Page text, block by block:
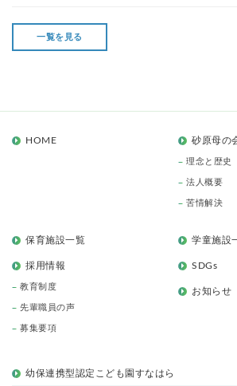
一覧を見る
HOME 砂原母の
理念と歴史
法人概要
苦情解決
保育施設一覧 学童施設
採用情報
教育制度
先輩職員の声
募集要項
SDGs
お知らせ
幼保連携型認定こども園すなはら